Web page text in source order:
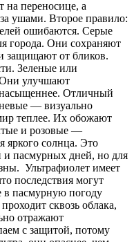
на переносице, а
ушами. Второе правило:
ошибаются. Серые
города. Они сохраняют
защищают от бликов.
Зеленые или
улучшают
насыщеннее. Отличный
— визуально
теплее. Их обожают
и розовые —
яркого солнца. Это
и пасмурных дней, но для
Ультрафиолет имеет
последствия могут
в пасмурную погоду
сквозь облака,
отражают
с защитой, потому